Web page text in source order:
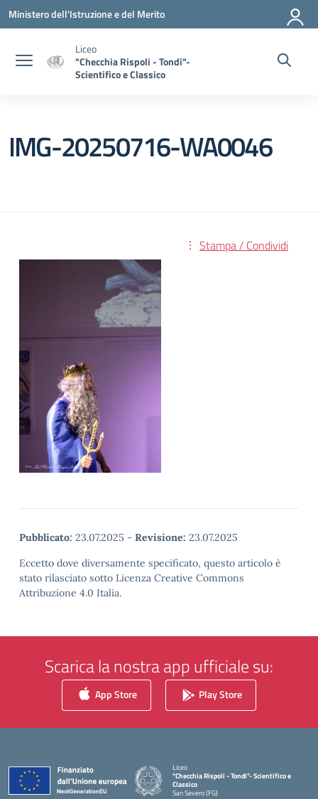
Vai ai contenuti
Vai al menu di navigazione
Vai al footer
Ministero dell'Istruzione e del Merito
Liceo
"Checchia Rispoli - Tondi"-
Scientifico e Classico
IMG-20250716-WA0046
Stampa / Condividi
Pubblicato: 23.07.2025 - Revisione: 23.07.2025
Eccetto dove diversamente specificato, questo articolo è
stato rilasciato sotto Licenza Creative Commons
Attribuzione 4.0 Italia.
Scarica la nostra app ufficiale su:
App Store Play Store
Liceo
"Checchia Rispoli - Tondi"- Scientifico e
Classico
San Severo (FG)